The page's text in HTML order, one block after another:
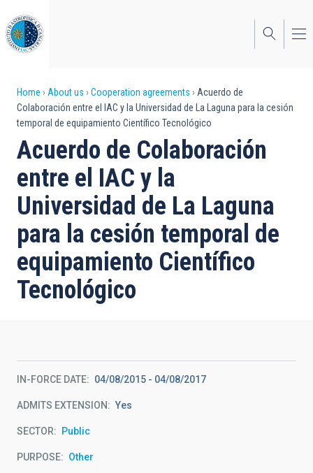
to
main
content
Breadcrumb
Home About us Cooperation agreements
Acuerdo de
Colaboración entre el IAC y la Universidad de La Laguna para la cesión
temporal de equipamiento Científico Tecnológico
Acuerdo de Colaboración
entre el IAC y la
Universidad de La Laguna
para la cesión temporal de
equipamiento Científico
Tecnológico
IN-FORCE DATE 04/08/2015 - 04/08/2017
ADMITS EXTENSION Yes
SECTOR Public
PURPOSE Other